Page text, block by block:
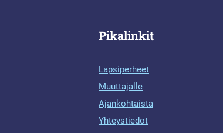
Pikalinkit
Lapsiperheet
Muuttajalle
Ajankohtaista
Yhteystiedot